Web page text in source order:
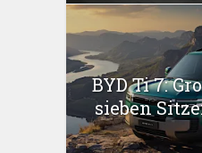
BYD Ti 7:
sieben